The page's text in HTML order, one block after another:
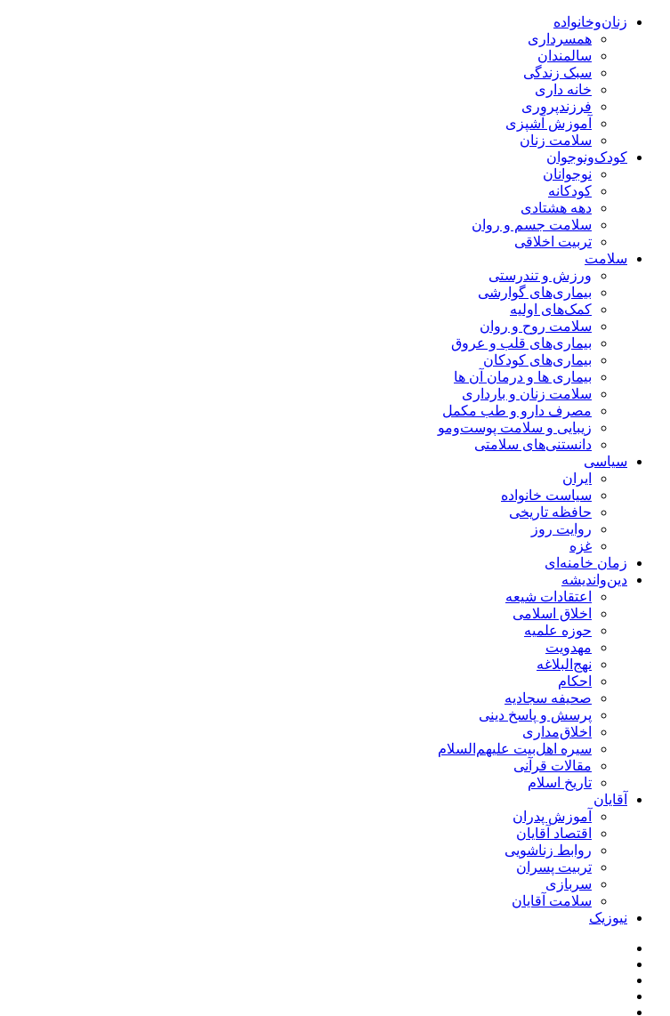
زنان‌وخانواده
همسرداری
سالمندان
سبک زندگی
خانه داری
فرزندپروری
آموزش آشپزی
سلامت زنان
کودک‌ونوجوان
نوجوانان
کودکانه
دهه هشتادی
سلامت جسم و روان
تربیت اخلاقی
سلامت
ورزش و تندرستی
بیماری‌های گوارشی
کمک‌های اولیه
سلامت روح و روان
بیماری‌های قلب و عروق
بیماری‌های کودکان
بیماری ها و درمان آن ها
سلامت زنان و بارداری
مصرف دارو و طب مکمل
زیبایی و سلامت پوست‌ومو
دانستنی‌های سلامتی
سیاسی
ایران
سیاست خانواده
حافظه تاریخی
روایت روز
غزه
زمان خامنه‌ای
دین‌واندیشه
اعتقادات شیعه
اخلاق اسلامی
حوزه علمیه
مهدویت
نهج‌البلاغه
احکام
صحیفه سجادیه
پرسش و پاسخ دینی
اخلاق‌مداری
سیره اهل‌بیت علیهم‌السلام
مقالات قرآنی
تاریخ اسلام
آقایان
آموزش پدران
اقتصاد آقایان
روابط زناشویی
تربیت پسران
سربازی
سلامت آقایان
نیوزیک